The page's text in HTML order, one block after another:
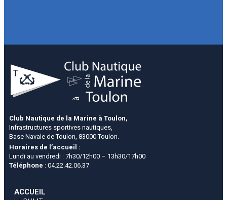
Club Nautique de la Marine à Toulon,
Infrastructures sportives nautiques,
Base Navale de Toulon, 83000 Toulon.
Horaires de l’accueil :
Lundi au vendredi : 7h30/12h00 – 13h30/17h00
Téléphone : 04.22.42.06.37
ACCUEIL